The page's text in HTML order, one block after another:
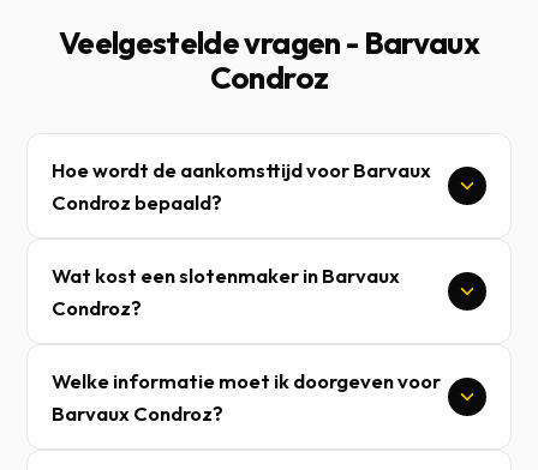
Veelgestelde vragen - Barvaux
Condroz
Hoe wordt de aankomsttijd voor Barvaux
Condroz bepaald?
Wat kost een slotenmaker in Barvaux
Condroz?
Welke informatie moet ik doorgeven voor
Barvaux Condroz?